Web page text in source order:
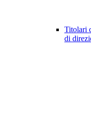
Titolari
di